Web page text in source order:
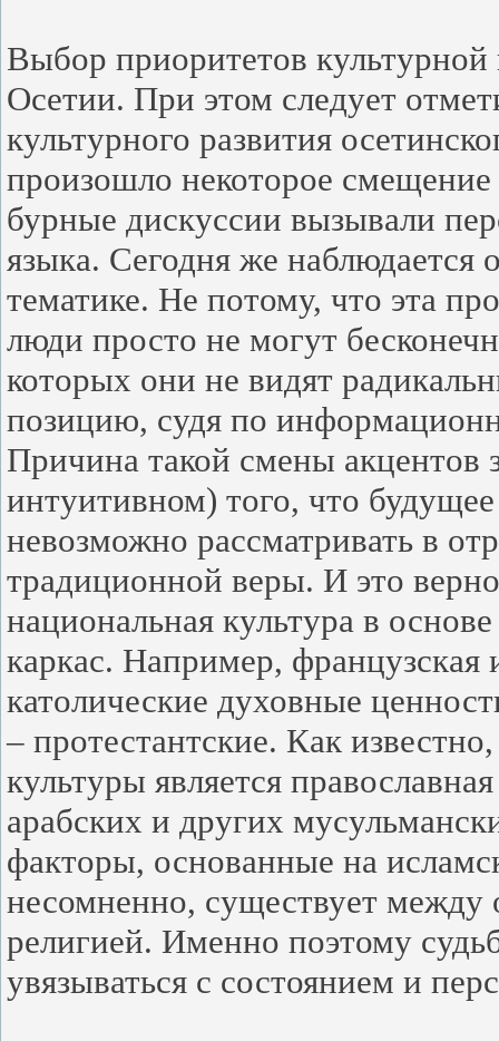
Выбор приоритетов
Осетии. При этом следует
культурного развития
произошло некоторое
бурные дискуссии вызывали
языка. Сегодня же наблюдается
тематике. Не потому, что эта
люди просто не могут
которых они не видят
позицию, судя по
Причина такой смены акцентов
интуитивном) того, что
невозможно рассматривать в
традиционной веры. И это
национальная культура в
каркас. Например, французская
католические духовные
– протестантские. Как
культуры является
арабских и других
факторы, основанные на
несомненно, существует между
религией. Именно поэтому
увязываться с состоянием и